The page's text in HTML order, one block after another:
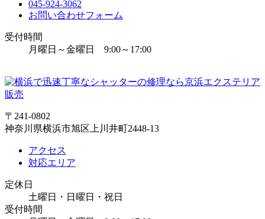
045-924-3062
お問い合わせフォーム
受付時間
月曜日～金曜日 9:00～17:00
〒241-0802
神奈川県横浜市旭区上川井町2448-13
アクセス
対応エリア
定休日
土曜日・日曜日・祝日
受付時間